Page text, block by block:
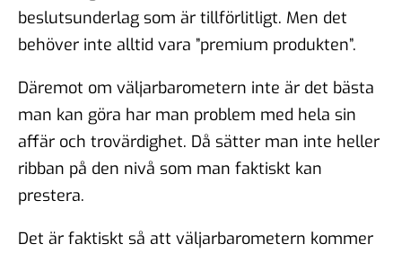
beslutsunderlag som är tillförlitligt. Men det
behöver inte alltid vara ”premium produkten”.
Däremot om väljarbarometern inte är det bästa
man kan göra har man problem med hela sin
affär och trovärdighet. Då sätter man inte heller
ribban på den nivå som man faktiskt kan
prestera.
Det är faktiskt så att väljarbarometern kommer